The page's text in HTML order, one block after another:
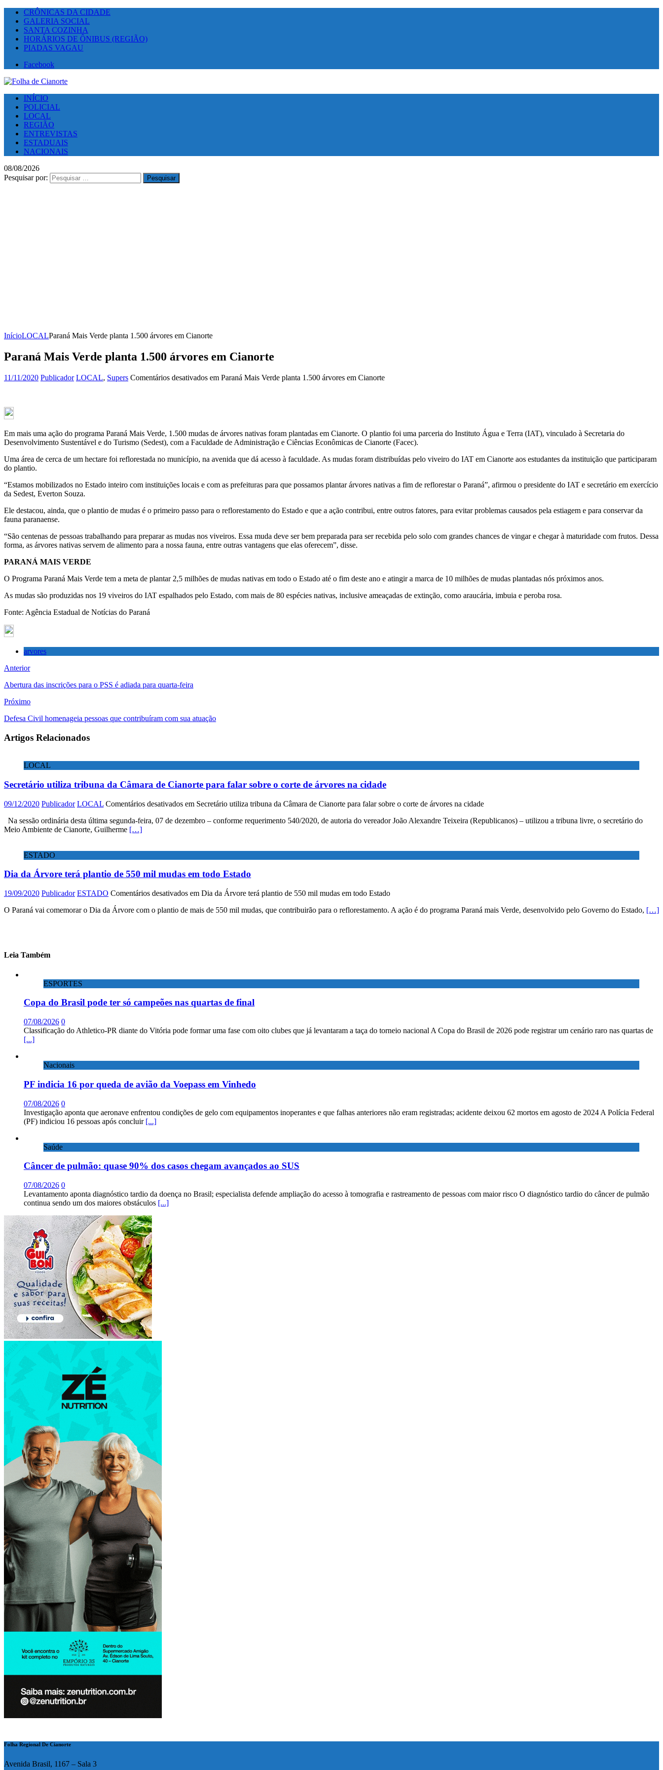
CRÔNICAS DA CIDADE
GALERIA SOCIAL
SANTA COZINHA
HORÁRIOS DE ÔNIBUS (REGIÃO)
PIADAS VAGAU
Facebook
INÍCIO
POLICIAL
LOCAL
REGIÃO
ENTREVISTAS
ESTADUAIS
NACIONAIS
08/08/2026
Pesquisar por:
InícioLOCALParaná Mais Verde planta 1.500 árvores em Cianorte
Paraná Mais Verde planta 1.500 árvores em Cianorte
11/11/2020 Publicador LOCAL, Supers Comentários desativados em Paraná Mais Verde planta 1.500 árvores em Cianorte
Em mais uma ação do programa Paraná Mais Verde, 1.500 mudas de árvores nativas foram plantadas em Cianorte. O plantio foi uma parceria do Instituto Água e Terra (IAT), vinculado à Secretaria do
Desenvolvimento Sustentável e do Turismo (Sedest), com a Faculdade de Administração e Ciências Econômicas de Cianorte (Facec).
Uma área de cerca de um hectare foi reflorestada no município, na avenida que dá acesso à faculdade. As mudas foram distribuídas pelo viveiro do IAT em Cianorte aos estudantes da instituição que participaram
do plantio.
“Estamos mobilizados no Estado inteiro com instituições locais e com as prefeituras para que possamos plantar árvores nativas a fim de reflorestar o Paraná”, afirmou o presidente do IAT e secretário em exercício
da Sedest, Everton Souza.
Ele destacou, ainda, que o plantio de mudas é o primeiro passo para o reflorestamento do Estado e que a ação contribui, entre outros fatores, para evitar problemas causados pela estiagem e para conservar da
fauna paranaense.
“São centenas de pessoas trabalhando para preparar as mudas nos viveiros. Essa muda deve ser bem preparada para ser recebida pelo solo com grandes chances de vingar e chegar à maturidade com frutos. Dessa
forma, as árvores nativas servem de alimento para a nossa fauna, entre outras vantagens que elas oferecem”, disse.
PARANÁ MAIS VERDE
O Programa Paraná Mais Verde tem a meta de plantar 2,5 milhões de mudas nativas em todo o Estado até o fim deste ano e atingir a marca de 10 milhões de mudas plantadas nós próximos anos.
As mudas são produzidas nos 19 viveiros do IAT espalhados pelo Estado, com mais de 80 espécies nativas, inclusive ameaçadas de extinção, como araucária, imbuia e peroba rosa.
Fonte: Agência Estadual de Notícias do Paraná
arvores
Anterior
Abertura das inscrições para o PSS é adiada para quarta-feira
Próximo
Defesa Civil homenageia pessoas que contribuíram com sua atuação
Artigos Relacionados
LOCAL
Secretário utiliza tribuna da Câmara de Cianorte para falar sobre o corte de árvores na cidade
09/12/2020 Publicador LOCAL Comentários desativados em Secretário utiliza tribuna da Câmara de Cianorte para falar sobre o corte de árvores na cidade
Na sessão ordinária desta última segunda-feira, 07 de dezembro – conforme requerimento 540/2020, de autoria do vereador João Alexandre Teixeira (Republicanos) – utilizou a tribuna livre, o secretário do
Meio Ambiente de Cianorte, Guilherme […]
ESTADO
Dia da Árvore terá plantio de 550 mil mudas em todo Estado
19/09/2020 Publicador ESTADO Comentários desativados em Dia da Árvore terá plantio de 550 mil mudas em todo Estado
O Paraná vai comemorar o Dia da Árvore com o plantio de mais de 550 mil mudas, que contribuirão para o reflorestamento. A ação é do programa Paraná mais Verde, desenvolvido pelo Governo do Estado, […]
Leia Também
ESPORTES
Copa do Brasil pode ter só campeões nas quartas de final
07/08/2026 0
Classificação do Athletico-PR diante do Vitória pode formar uma fase com oito clubes que já levantaram a taça do torneio nacional A Copa do Brasil de 2026 pode registrar um cenário raro nas quartas de
[...]
Nacionais
PF indicia 16 por queda de avião da Voepass em Vinhedo
07/08/2026 0
Investigação aponta que aeronave enfrentou condições de gelo com equipamentos inoperantes e que falhas anteriores não eram registradas; acidente deixou 62 mortos em agosto de 2024 A Polícia Federal
(PF) indiciou 16 pessoas após concluir [...]
Saúde
Câncer de pulmão: quase 90% dos casos chegam avançados ao SUS
07/08/2026 0
Levantamento aponta diagnóstico tardio da doença no Brasil; especialista defende ampliação do acesso à tomografia e rastreamento de pessoas com maior risco O diagnóstico tardio do câncer de pulmão
continua sendo um dos maiores obstáculos [...]
Folha Regional De Cianorte
Avenida Brasil, 1167 – Sala 3